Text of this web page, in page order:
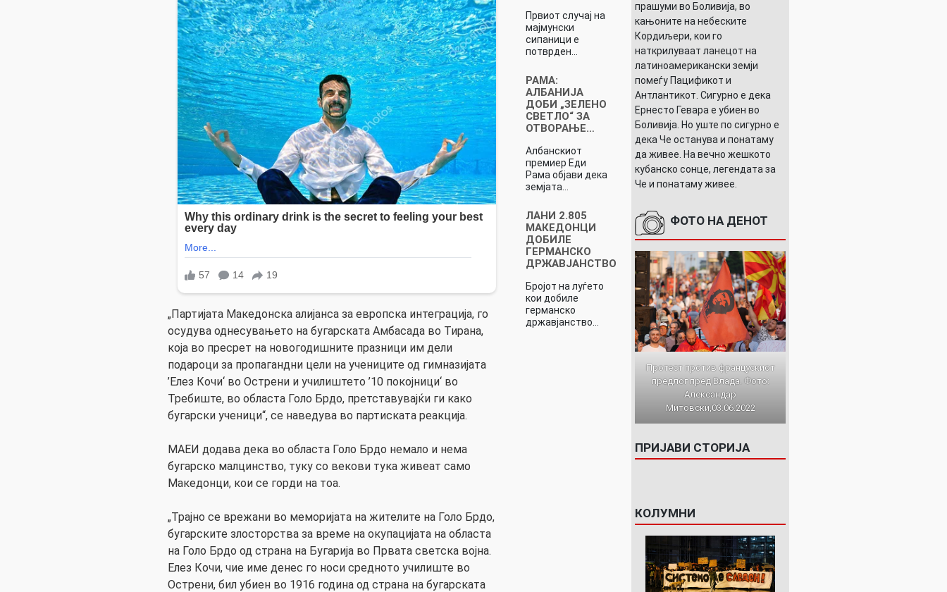
„Партијата Македонска алијанса за европска интеграција, го
осудува однесувањето на бугарската Амбасада во Тирана,
која во пресрет на новогодишните празници им дели
подароци за пропагандни цели на учениците од гимназијата
’Елез Кочи‘ во Острени и училиштето ’10 покојници‘ во
Требиште, во областа Голо Брдо, претставувајќи ги како
бугарски ученици“, се наведува во партиската реакција.
МАЕИ додава дека во областа Голо Брдо немало и нема
бугарско малцинство, туку со векови тука живеат само
Македонци, кои се горди на тоа.
„Трајно се врежани во меморијата на жителите на Голо Брдо,
бугарските злосторства за време на окупацијата на областа
на Голо Брдо од страна на Бугарија во Првата светска војна.
Елез Кочи, чие име денес го носи средното училиште во
Острени, бил убиен во 1916 година од страна на бугарската
Првиот случај на
мајмунски
сипаници е
потврден…
РАМА:
АЛБАНИЈА
ДОБИ „ЗЕЛЕНО
СВЕТЛО“ ЗА
ОТВОРАЊЕ…
Албанскиот
премиер Еди
Рама објави дека
земјата…
ЛАНИ 2.805
МАКЕДОНЦИ
ДОБИЛЕ
ГЕРМАНСКО
ДРЖАВЈАНСТВО
Бројот на луѓето
кои добиле
германско
државјанство…
прашуми во Боливија, во
кањоните на небеските
Кордиљери, кои го
наткрилуваат ланецот на
латиноамерикански земји
помеѓу Пацификот и
Антлантикот. Сигурно е дека
Ернесто Гевара е убиен во
Боливија. Но уште по сигурно е
дека Че останува и понатаму
да живее. На вечно жешкото
кубанско сонце, легендата за
Че и понатаму живее.
ФОТО НА ДЕНОТ
Протест против францускиот
предлог пред Влада. Фото:
Александар
Митовски,03.06.2022
ПРИЈАВИ СТОРИЈА
КОЛУМНИ